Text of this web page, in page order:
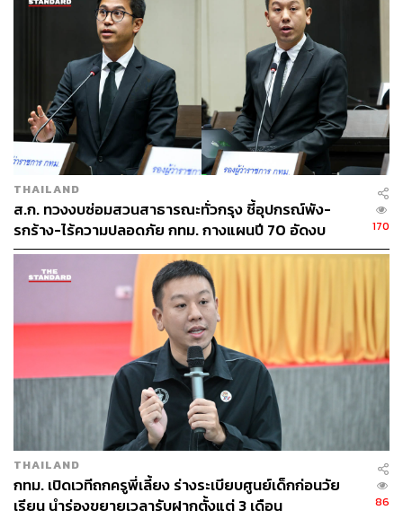
THAILAND
ส.ก. ทวงงบซ่อมสวนสาธารณะทั่วกรุง ชี้อุปกรณ์พัง-
รกร้าง-ไร้ความปลอดภัย กทม. กางแผนปี 70 อัดงบ
ปรับปรุง 5 สวนใหญ่
170
THAILAND
กทม. เปิดเวทีถกครูพี่เลี้ยง ร่างระเบียบศูนย์เด็กก่อนวัย
เรียน นำร่องขยายเวลารับฝากตั้งแต่ 3 เดือน
86